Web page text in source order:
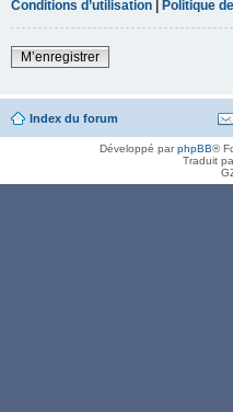
Conditions d’utilisation | Politique
M’enregistrer
Index du forum
Développé parphpBB®
Traduit